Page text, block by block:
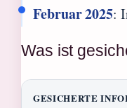
Februar 2025:
Was ist
GESICHERTE